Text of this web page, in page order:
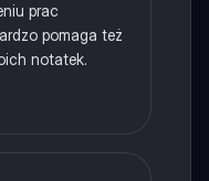
prac
pomaga też
notatek.